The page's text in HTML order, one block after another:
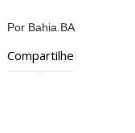
Por Bahia.BA
Compartilhe